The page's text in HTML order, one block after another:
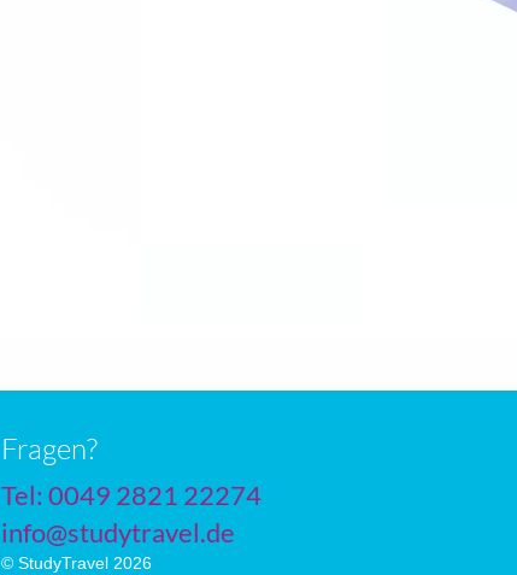
Fragen?
Tel: 0049 2821 22274
info@studytravel.de
© StudyTravel 2026